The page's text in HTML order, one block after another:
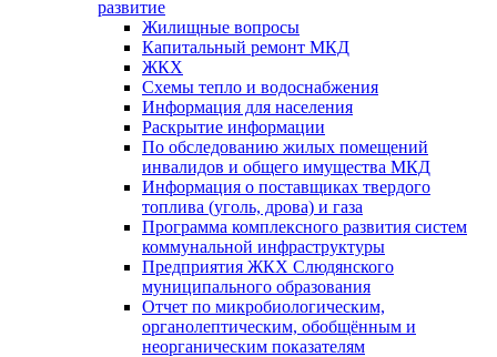
развитие
Жилищные вопросы
Капитальный ремонт МКД
ЖКХ
Схемы тепло и водоснабжения
Информация для населения
Раскрытие информации
По обследованию жилых помещений
инвалидов и общего имущества МКД
Информация о поставщиках твердого
топлива (уголь, дрова) и газа
Программа комплексного развития систем
коммунальной инфраструктуры
Предприятия ЖКХ Слюдянского
муниципального образования
Отчет по микробиологическим,
органолептическим, обобщённым и
неорганическим показателям